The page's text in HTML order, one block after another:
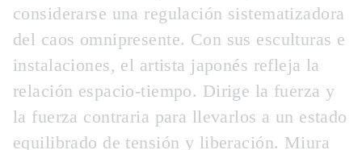
considerarse una regulación sistematizadora
del caos omnipresente. Con sus esculturas e
instalaciones, el artista japonés refleja la
relación espacio-tiempo. Dirige la fuerza y
la fuerza contraria para llevarlos a un estado
equilibrado de tensión y liberación. Miura